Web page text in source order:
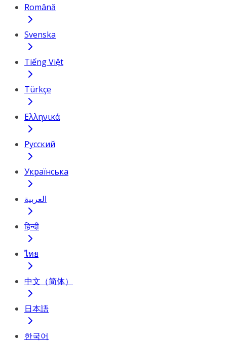
Română
Svenska
Tiếng Việt
Türkçe
Ελληνικά
Русский
Українська
العربية
हिन्दी
ไทย
中文（简体）
日本語
한국어